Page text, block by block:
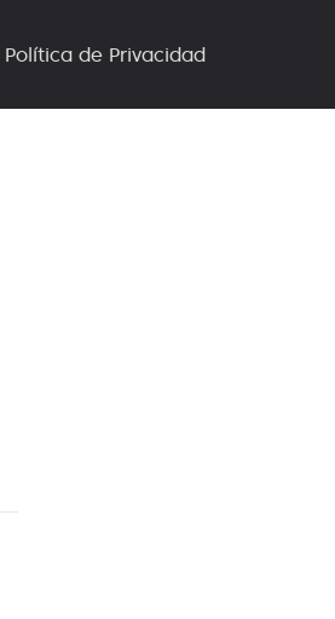
Política de Privacidad